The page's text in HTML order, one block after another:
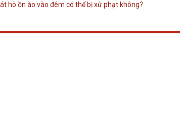
hò ồn ào vào đêm có thể bị xử phạt không?